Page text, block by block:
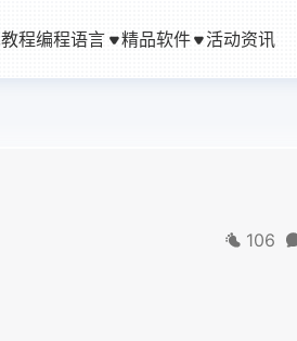
程编程语言 精品软件 活动资讯
106